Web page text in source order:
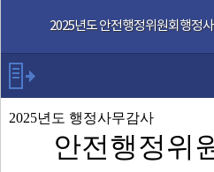
2025년도 안전행정위원회행정
Tab키로 다음 검색
2025년도 행정사무감사
안전행정위